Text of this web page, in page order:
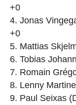
+0
4. Jonas
+0
5. Mattias
6. Tobias
7. Romain
8. Lenny
9. Paul Seixas